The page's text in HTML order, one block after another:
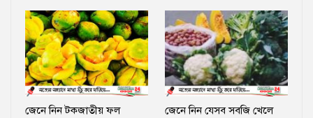
জেনে নিন টকজাতীয় ফল
জেনে নিন যেসব সবজি খেলে